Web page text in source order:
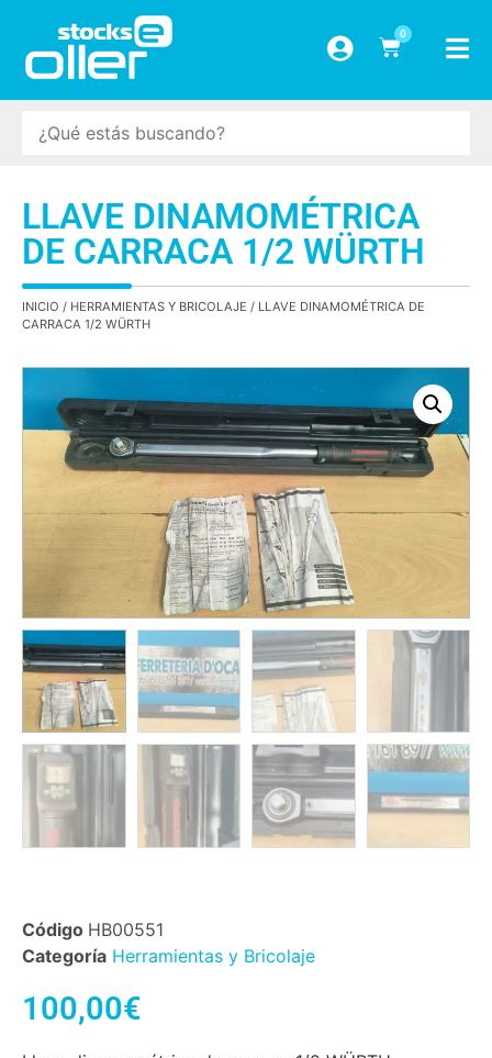
0
LLAVE DINAMOMÉTRICA
DE CARRACA 1/2 WÜRTH
INICIO / HERRAMIENTAS Y BRICOLAJE / LLAVE DINAMOMÉTRICA DE
CARRACA 1/2 WÜRTH
Código HB00551
Categoría Herramientas y Bricolaje
100,00€